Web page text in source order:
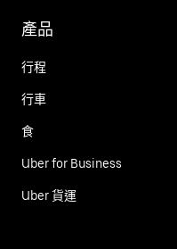
產品
行程
行車
食
Uber for Business
Uber 貨運